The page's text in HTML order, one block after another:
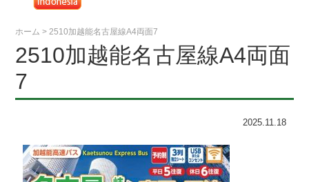
ホーム > 2510加越能名古屋線A4両面7
2510加越能名古屋線A4両面
7
2025.11.18